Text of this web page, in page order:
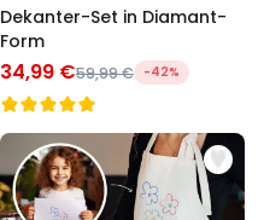
Dekanter-Set in Diamant-
Form
34,99 €59,99 € -42%